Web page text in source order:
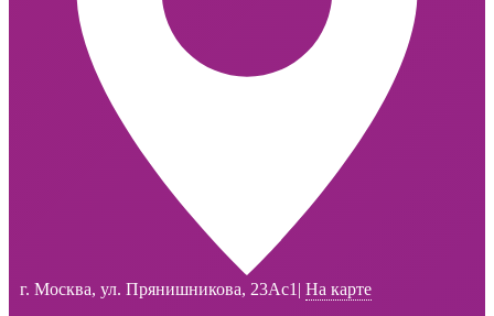
г. Москва, ул. Прянишникова, 23Ас1 | На карте